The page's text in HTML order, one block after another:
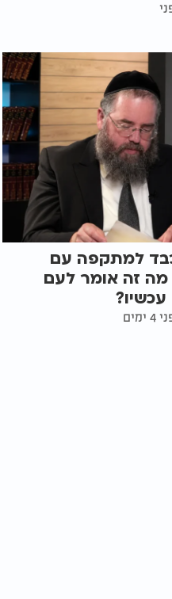
למתקפה עם
מה זה אומר לעם